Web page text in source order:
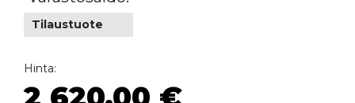
Tilaustuote
Hinta: